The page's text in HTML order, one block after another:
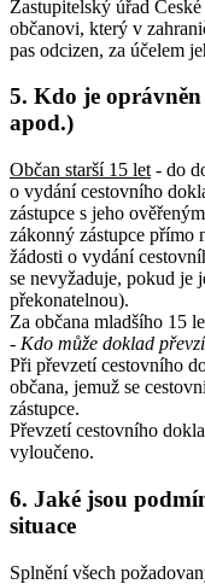
Zastupitelský úřad
občanovi, který v
pas odcizen, za účelem
5. Kdo je
apod.)
Občan starší 15 let - do
o vydání cestovního
zástupce s jeho
zákonný zástupce přímo
žádosti o vydání
se nevyžaduje, pokud je
překonatelnou).
Za občana mladšího 15
- Kdo může doklad
Při převzetí cestovního
občana, jemuž se
zástupce.
Převzetí cestovního
vyloučeno.
6. Jaké jsou
situace
Splnění všech